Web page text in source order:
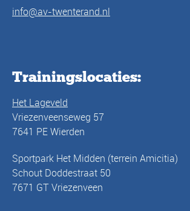
info@av-twenterand.nl
Trainingslocaties:
Het Lageveld
Vriezenveenseweg 57
7641 PE Wierden
Sportpark Het Midden (terrein Amicitia)
Schout Doddestraat 50
7671 GT Vriezenveen